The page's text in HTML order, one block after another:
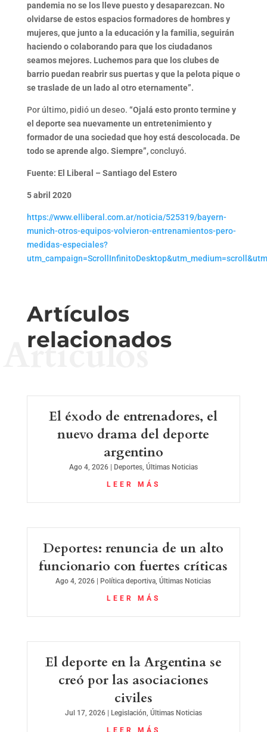
pandemia no se los lleve puesto y desaparezcan. No
olvidarse de estos espacios formadores de hombres y
mujeres, que junto a la educación y la familia, seguirán
haciendo o colaborando para que los ciudadanos
seamos mejores. Luchemos para que los clubes de
barrio puedan reabrir sus puertas y que la pelota pique o
se traslade de un lado al otro eternamente”.
Por último, pidió un deseo. “Ojalá esto pronto termine y
el deporte sea nuevamente un entretenimiento y
formador de una sociedad que hoy está descolocada. De
todo se aprende algo. Siempre”,concluyó.
Fuente: El Liberal – Santiago del Estero
5 abril 2020
https://www.elliberal.com.ar/noticia/525319/bayern-
munich-otros-equipos-volvieron-entrenamientos-pero-
medidas-especiales?
Artículos
relacionados
Artículos
El éxodo de entrenadores, el
nuevo drama del deporte
argentino
Ago 4, 2026| Deportes, Últimas Noticias
LEER MÁS
Deportes: renuncia de un alto
funcionario con fuertes críticas
Ago 4, 2026 Política deportiva,Últimas Noticias
LEER MÁS
El deporte en la Argentina se
creó por las asociaciones
civiles
Jul 17, 2026| Legislación, Últimas Noticias